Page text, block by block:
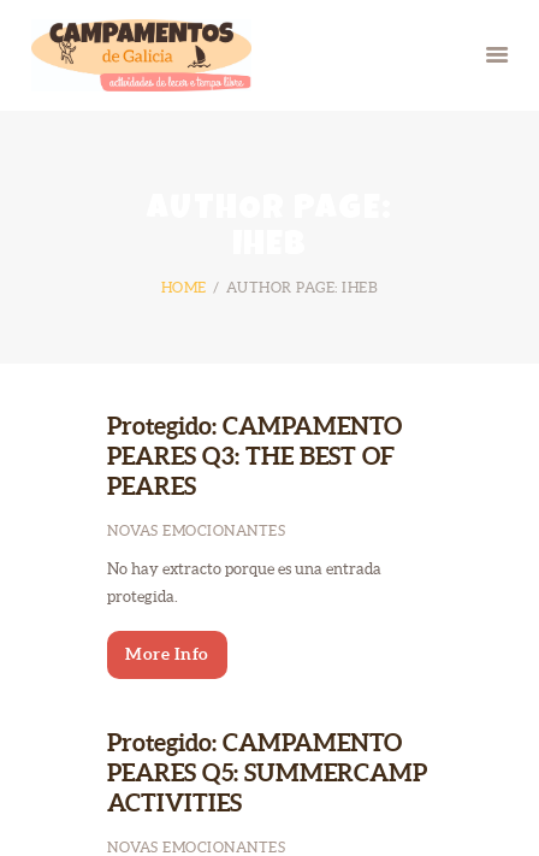
HOME AUTHOR PAGE: IHEB
CONTACTO
Protegido: CAMPAMENTO
PEARES Q3: THE BEST OF
PEARES
NOVAS EMOCIONANTES
No hay extracto porque es una entrada
protegida.
More Info
Protegido: CAMPAMENTO
PEARES Q5: SUMMERCAMP
ACTIVITIES
NOVAS EMOCIONANTES